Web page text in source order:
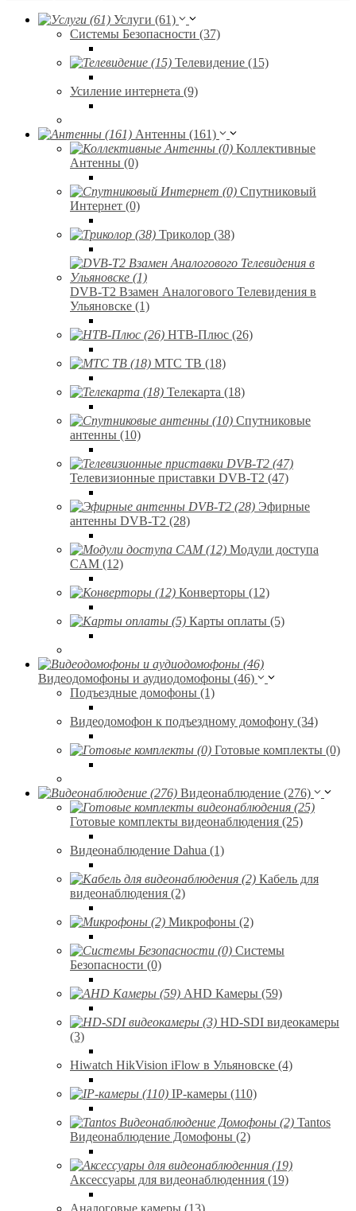
Услуги (61)
Системы Безопасности (37)
Телевидение (15)
Усиление интернета (9)
Антенны (161)
Коллективные
Антенны (0)
Спутниковый
Интернет (0)
Триколор (38)
DVB-T2 Взамен Аналогового Телевидения в
Ульяновске (1)
НТВ-Плюс (26)
МТС ТВ (18)
Телекарта (18)
Спутниковые
антенны (10)
Телевизионные приставки DVB-T2 (47)
Эфирные
антенны DVB-T2 (28)
Модули доступа
CAM (12)
Конверторы (12)
Карты оплаты (5)
Видеодомофоны и аудиодомофоны (46)
Подъездные домофоны (1)
Видеодомофон к подъездному домофону (34)
Готовые комплекты (0)
Видеонаблюдение (276)
Готовые комплекты видеонаблюдения (25)
Видеонаблюдение Dahua (1)
Кабель для
видеонаблюдения (2)
Микрофоны (2)
Системы
Безопасности (0)
AHD Камеры (59)
HD-SDI видеокамеры
(3)
Hiwatch HikVision iFlow в Ульяновске (4)
IP-камеры (110)
Tantos
Видеонаблюдение Домофоны (2)
Аксессуары для видеонаблюденния (19)
Аналоговые камеры (13)